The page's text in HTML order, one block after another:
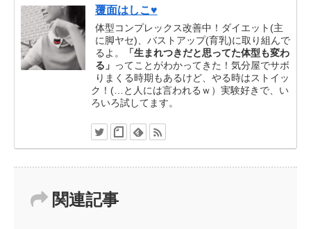
覆面はしこ♥
体型コンプレックス改善中！ダイエット(主
に脚ヤセ)、バストアップ(育乳)に取り組んで
るよ。
「生まれつきだと思ってた体型も変わ
る」 ってことがわかってきた！気分屋でサボ
りまくる時期もあるけど、やる時はストイッ
ク！(…と人には言われるｗ）実験好きで、い
ろいろ試してます。
関連記事